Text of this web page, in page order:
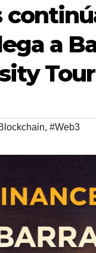
a
Tour
, #Web3